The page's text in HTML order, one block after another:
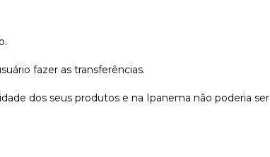
fazer as transferências.
dos seus produtos e na Ipanema não poderia ser